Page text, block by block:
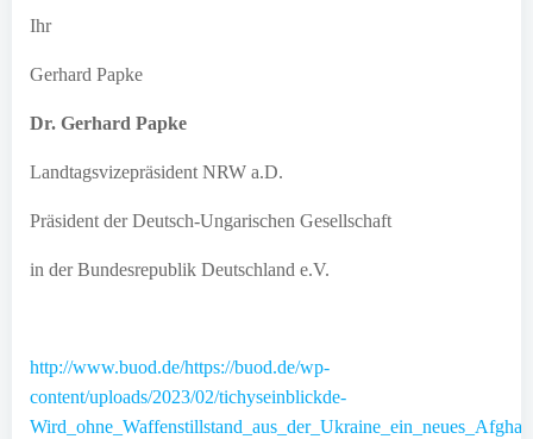
Ihr
Gerhard Papke
Dr. Gerhard Papke
Landtagsvizepräsident NRW a.D.
Präsident der Deutsch-Ungarischen Gesellschaft
in der Bundesrepublik Deutschland e.V.
http://www.buod.de/https://buod.de/wp-
content/uploads/2023/02/tichyseinblickde-